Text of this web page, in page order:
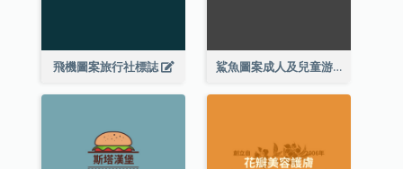
飛機圖案旅行社標誌 鯊魚圖案成人及兒童游泳課程標誌設計